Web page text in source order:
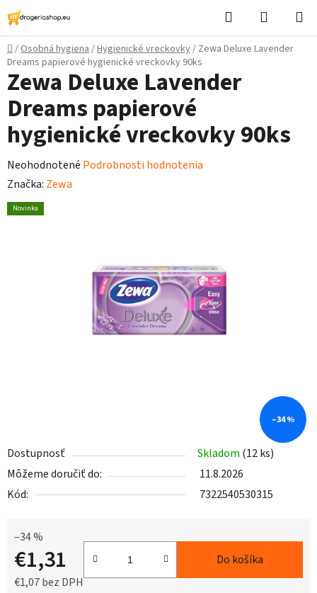
Prejsť
na
obsah
Hľadať
košík
Domov
/Osobná hygiena/Hygienické vreckovky/ Zewa Deluxe Lavender
Dreams papierové hygienické vreckovky 90ks
Dostupnosť Skladom (12 ks)
Môžeme doručiť do:
11.8.2026
Kód:
7322540530315
–34 %
€1,31
€1,07 bez DPH
Do košíka
Zewa Deluxe Lavender
Dreams papierové
hygienické vreckovky 90ks
Priemerné
hodnotenie
produktu
Neohodnotené Podrobnosti hodnotenia
Značka: Zewa
Novinka
–34 %